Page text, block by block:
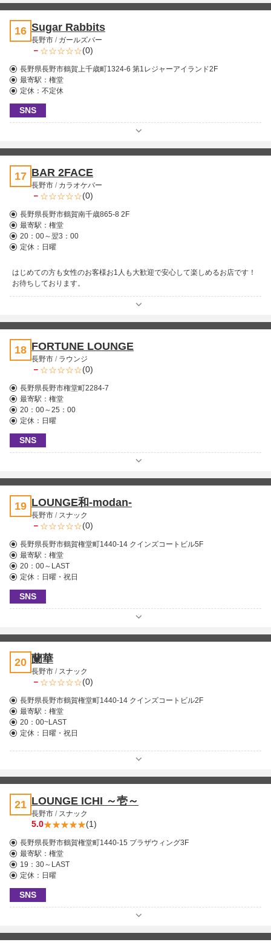
16 Sugar Rabbits
長野市 / ガールズバー
－ (0)
長野県長野市鶴賀上千歳町1324-6 第1レジャーアイランド2F
最寄駅： 権堂
定休：不定休
SNS
17 BAR 2FACE
長野市 / カラオケバー
－ (0)
長野県長野市鶴賀南千歳865-8 2F
最寄駅： 権堂
20：00～翌3：00
定休：日曜
はじめての方も女性のお客様お1人も大歓迎で安心して楽しめるお店です！
お待ちしております。
18 FORTUNE LOUNGE
長野市 / ラウンジ
－ (0)
長野県長野市権堂町2284-7
最寄駅： 権堂
20：00～25：00
定休：日曜
SNS
19 LOUNGE和-modan-
長野市 / スナック
－ (0)
長野県長野市鶴賀権堂町1440-14 クインズコートビル5F
最寄駅： 権堂
20：00～LAST
定休：日曜・祝日
SNS
20 蘭華
長野市 / スナック
－ (0)
長野県長野市鶴賀権堂町1440-14 クインズコートビル2F
最寄駅： 権堂
20：00~LAST
定休：日曜・祝日
21 LOUNGE ICHI ～壱～
長野市 / スナック
5.0 (1)
長野県長野市鶴賀権堂町1440-15 プラザウィング3F
最寄駅： 権堂
19：30～LAST
定休：日曜
SNS